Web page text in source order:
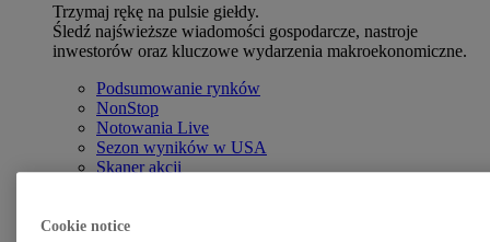
Trzymaj rękę na pulsie giełdy.
Śledź najświeższe wiadomości gospodarcze, nastroje
inwestorów oraz kluczowe wydarzenia makroekonomiczne.
Podsumowanie rynków
NonStop
Notowania Live
Sezon wyników w USA
Skaner akcji
Sentyment Klientów
Cookie notice